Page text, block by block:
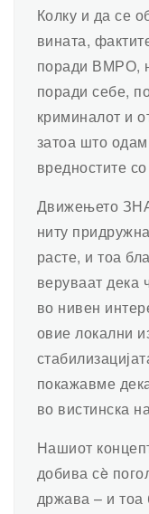
Колку и да се
вината,
поради ВМРО,
поради себе,
криминалот и
затоа што
вредностите
Движењето
ниту
расте, и тоа
веруваат дека
во нивен
овие локални
покажавме
во вистинска
Нашиот
добива сè
држава – и тоа